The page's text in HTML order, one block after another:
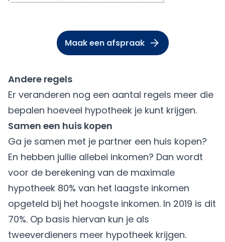
Maak een afspraak
Andere regels
Er veranderen nog een aantal regels meer die
bepalen hoeveel hypotheek je kunt krijgen.
Samen een huis kopen
Ga je samen met je partner een huis kopen?
En hebben jullie allebei inkomen? Dan wordt
voor de berekening van de maximale
hypotheek 80% van het laagste inkomen
opgeteld bij het hoogste inkomen. In 2019 is dit
70%. Op basis hiervan kun je als
tweeverdieners meer hypotheek krijgen.